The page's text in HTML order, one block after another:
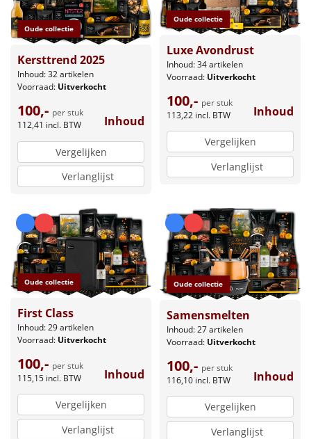
Oude collectie
Kersttrend 2025
Inhoud: 32 artikelen
Voorraad: Uitverkocht
100,- per stuk
112,41 incl. BTW Inhoud
Vergelijken
Verlanglijst
Oude collectie
Luxe Avondrust
Inhoud: 34 artikelen
Voorraad: Uitverkocht
100,- per stuk
113,22 incl. BTW Inhoud
Vergelijken
Verlanglijst
Oude collectie
First Class
Inhoud: 29 artikelen
Voorraad: Uitverkocht
100,- per stuk
115,15 incl. BTW Inhoud
Vergelijken
Verlanglijst
Oude collectie
Samensmelten
Inhoud: 27 artikelen
Voorraad: Uitverkocht
100,- per stuk
116,10 incl. BTW Inhoud
Vergelijken
Verlanglijst